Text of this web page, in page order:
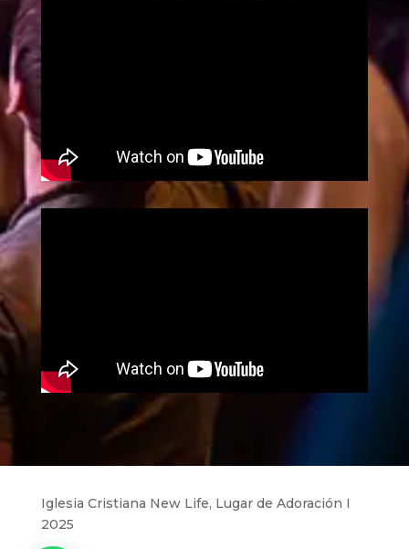
Iglesia Cristiana New Life, Lugar de Adoración I
2025